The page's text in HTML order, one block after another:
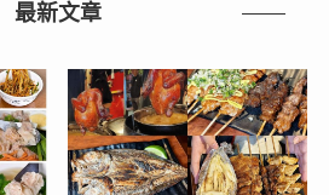
最新文章